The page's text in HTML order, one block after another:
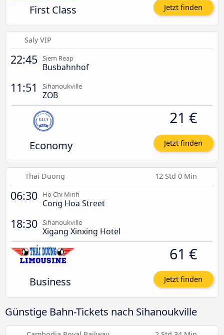
First Class Jetzt finden
Saly VIP
22:45 Siem Reap
Busbahnhof
11:51 Sihanoukville
ZOB
Economy
21 €
Jetzt finden
Thai Duong 12 Std 0 Min
06:30 Ho Chi Minh
Cong Hoa Street
18:30 Sihanoukville
Xigang Xinxing Hotel
Business
61 €
Jetzt finden
Günstige Bahn-Tickets nach Sihanoukville